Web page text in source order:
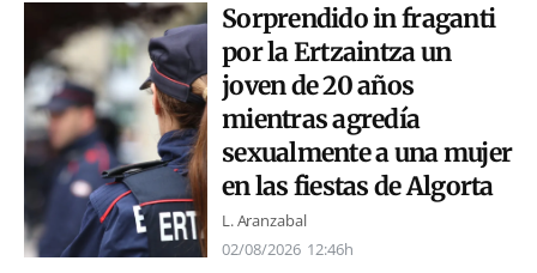
Sorprendido in fraganti
por la Ertzaintza un
joven de 20 años
mientras agredía
sexualmente a una mujer
en las fiestas de Algorta
L. Aranzabal
02/08/2026 12:46h